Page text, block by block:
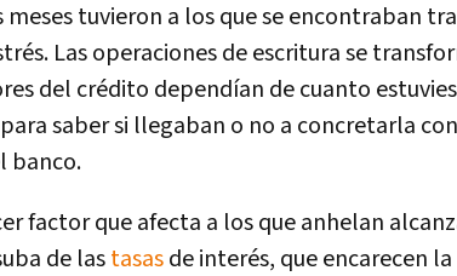
meses tuvieron a los que se encontraban
Las operaciones de escritura se
del crédito dependían de cuanto
saber si llegaban o no a concretarla
banco.
factor que afecta a los que anhelan
de lastasasde interés, que encarecen